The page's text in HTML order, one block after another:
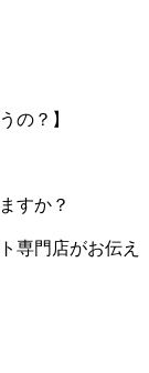
の？】
すか？
専門店がお伝え